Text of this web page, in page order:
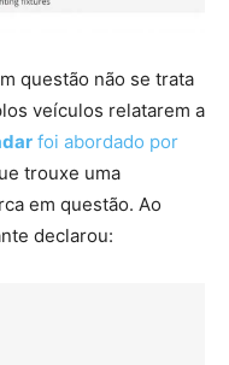
questão não se trata
veículos relatarem a
foi abordado por
trouxe uma
em questão. Ao
declarou: